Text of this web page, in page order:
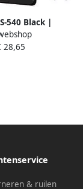
540 Black |
| alarmfunctie |
| Zwart
28,65
& ruilen